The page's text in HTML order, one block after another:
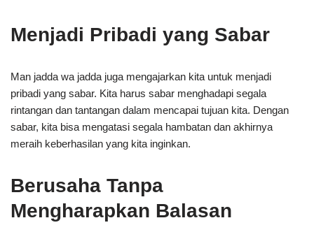
Menjadi Pribadi yang Sabar
Man jadda wa jadda juga mengajarkan kita untuk menjadi
pribadi yang sabar. Kita harus sabar menghadapi segala
rintangan dan tantangan dalam mencapai tujuan kita. Dengan
sabar, kita bisa mengatasi segala hambatan dan akhirnya
meraih keberhasilan yang kita inginkan.
Berusaha Tanpa
Mengharapkan Balasan